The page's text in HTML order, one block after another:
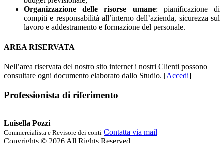
Organizzazione delle risorse umane: pianificazione di
compiti e responsabilità all’interno dell’azienda, sicurezza sul
lavoro e addestramento e formazione del personale.
AREA RISERVATA
Nell’area riservata del nostro sito internet i nostri Clienti possono
consultare ogni documento elaborato dallo Studio. [Accedi]
Professionista di riferimento
Luisella Pozzi
Commercialista e Revisore dei conti Contatta via mail
Copyrights © 2026 All Rights Reserved